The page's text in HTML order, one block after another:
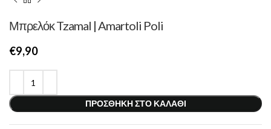
Μπρελόκ Tzamal | Amartoli Poli
€
ΠΡΟΣΘΉΚΗ ΣΤΟ ΚΑΛΆΘΙ